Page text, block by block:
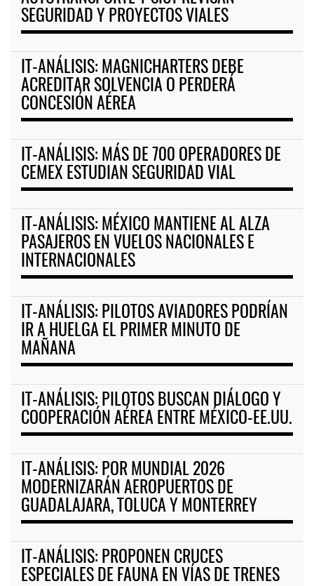
SEGURIDAD Y PROYECTOS VIALES
IT-ANÁLISIS: MAGNICHARTERS DEBE
ACREDITAR SOLVENCIA O PERDERÁ
CONCESIÓN AÉREA
IT-ANÁLISIS: MÁS DE 700 OPERADORES DE
CEMEX ESTUDIAN SEGURIDAD VIAL
IT-ANÁLISIS: MÉXICO MANTIENE AL ALZA
PASAJEROS EN VUELOS NACIONALES E
INTERNACIONALES
IT-ANÁLISIS: PILOTOS AVIADORES PODRÍAN
IR A HUELGA EL PRIMER MINUTO DE
MAÑANA
IT-ANÁLISIS: PILOTOS BUSCAN DIÁLOGO Y
COOPERACIÓN AÉREA ENTRE MÉXICO-EE.UU.
IT-ANÁLISIS: POR MUNDIAL 2026
MODERNIZARÁN AEROPUERTOS DE
GUADALAJARA, TOLUCA Y MONTERREY
IT-ANÁLISIS: PROPONEN CRUCES
ESPECIALES DE FAUNA EN VÍAS DE TRENES